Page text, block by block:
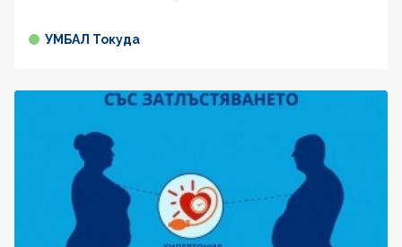
УМБАЛ Токуда